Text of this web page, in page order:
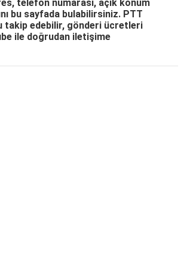
telefon numarası, açık konum
bu sayfada bulabilirsiniz. PTT
takip edebilir, gönderi ücretleri
ile doğrudan iletişime